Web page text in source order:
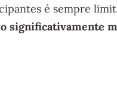
é sempre
significativamente